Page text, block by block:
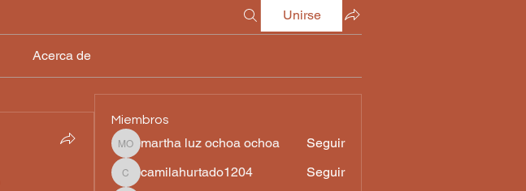
Unirse
Acerca de
Miembros
martha luz ochoa ochoa
martha luz ochoa ochoa Seguir
camilahurtado1204
camilahurtado1204 Seguir